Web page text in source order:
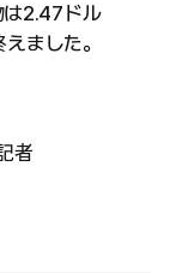
は2.47ドル
ました。
者